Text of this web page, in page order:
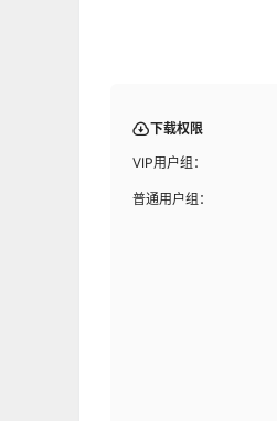
下载权限
VIP用户组：
普通用户组：